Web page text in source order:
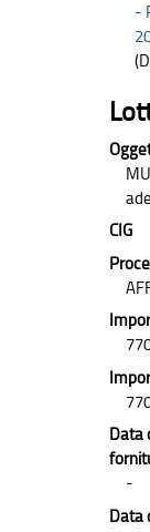
-
CIG
Data
-
Data